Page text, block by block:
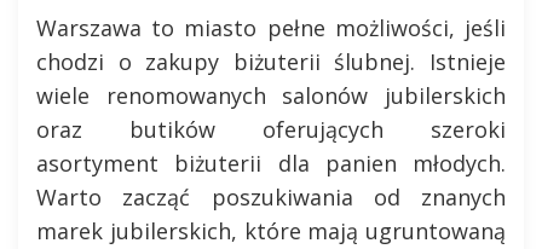
Warszawa to miasto pełne możliwości, jeśli
chodzi o zakupy biżuterii ślubnej. Istnieje
wiele renomowanych salonów jubilerskich
oraz butików oferujących szeroki
asortyment biżuterii dla panien młodych.
Warto zacząć poszukiwania od znanych
marek jubilerskich, które mają ugruntowaną